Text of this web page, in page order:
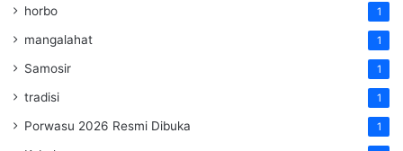
horbo 1
mangalahat 1
Samosir 1
tradisi 1
Porwasu 2026 Resmi Dibuka 1